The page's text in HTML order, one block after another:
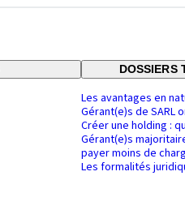
DOSSIERS
Les avantages en
Gérant(e)s de SARL
Créer une holding :
Gérant(e)s
payer moins de
Les formalités